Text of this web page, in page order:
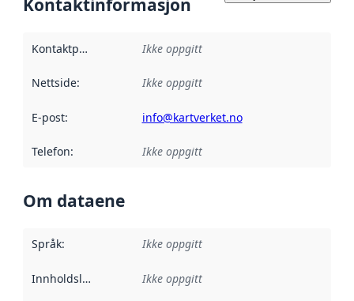
Kontaktinformasjon
Kontaktpunkt Ikke oppgitt
Nettside: Ikke oppgitt
E-post: info@kartverket.no
Telefon: Ikke oppgitt
Om dataene
Språk: Ikke oppgitt
Innholdsleverandører :
Ikke oppgitt